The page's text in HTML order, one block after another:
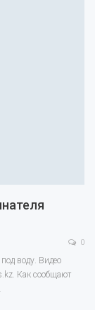
0
воду. Видео
Как сообщают